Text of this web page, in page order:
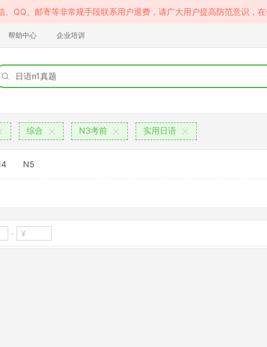
、QQ、邮寄等非常规手段联系用户退费，请广大用户提高防范意识，
帮助中心 企业培训
综合 N3考前 实用日语
N5
-